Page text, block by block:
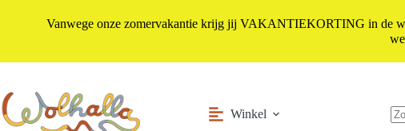
de
inhoud
Winkel
Vanwege onze zomervakantie krijg jij VAKANTIEKORTING in de